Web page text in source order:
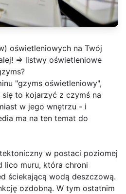
oświetleniowych na Twój
=> listwy oświetleniowe
"gzyms oświetleniowy",
to kojarzyć z czymś na
w jego wnętrzu - i
ma na ten temat do
w postaci poziomej
lico muru, która chroni
ściekającą wodą deszczową.
ozdobną. W tym ostatnim